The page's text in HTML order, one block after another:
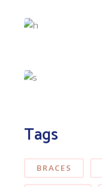
Tags
BRACES